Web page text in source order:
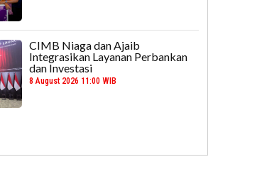
CIMB Niaga dan Ajaib
Integrasikan Layanan Perbankan
dan Investasi
8 August 2026 11:00 WIB